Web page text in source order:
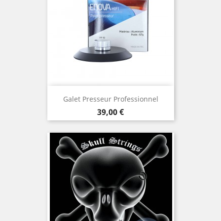
Galet Presseur Professionnel
Prix
39,00 €